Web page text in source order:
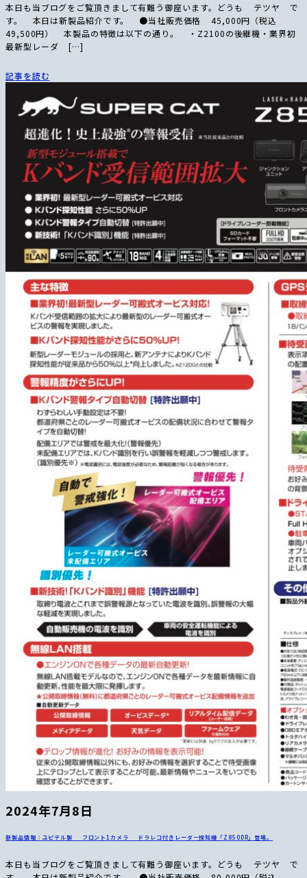
本日も当ブログをご覧頂きまして有難う御座います。どうも テツヤ で
す。 本日は新製品紹介です。 ●当社販売価格 45,000円（税込
49,500円） 本製品の特徴は以下の通り。 ・Z2100の後継機・業界初
最新型レーダ […]
記事を読む
2024年7月8日
新製品情報：ユピテル製 フロント1カメラ ドラレコ付きレーダー探知機「Z850DR」登場。
本日も当ブログをご覧頂きまして有難う御座います。どうも テツヤ で